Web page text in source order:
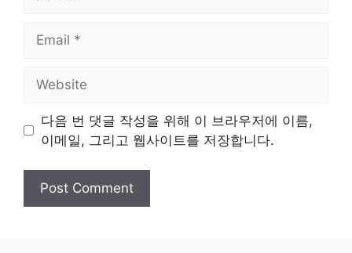
다음 번 댓글 작성을 위해 이 브라우저에 이름,
이메일, 그리고 웹사이트를 저장합니다.